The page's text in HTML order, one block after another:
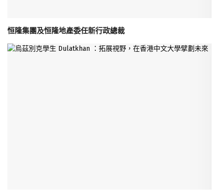
恒隆集團及恒隆地產委任新行政總裁